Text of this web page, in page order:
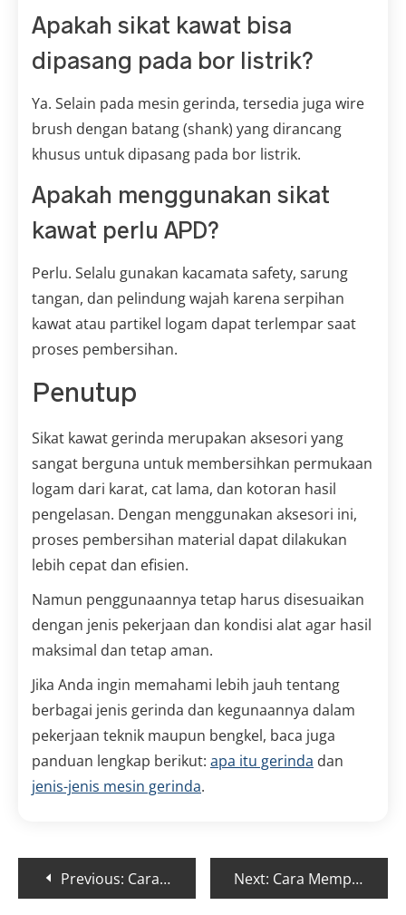
Apakah sikat kawat bisa
dipasang pada bor listrik?
Ya. Selain pada mesin gerinda, tersedia juga wire
brush dengan batang (shank) yang dirancang
khusus untuk dipasang pada bor listrik.
Apakah menggunakan sikat
kawat perlu APD?
Perlu. Selalu gunakan kacamata safety, sarung
tangan, dan pelindung wajah karena serpihan
kawat atau partikel logam dapat terlempar saat
proses pembersihan.
Penutup
Sikat kawat gerinda merupakan aksesori yang
sangat berguna untuk membersihkan permukaan
logam dari karat, cat lama, dan kotoran hasil
pengelasan. Dengan menggunakan aksesori ini,
proses pembersihan material dapat dilakukan
lebih cepat dan efisien.
Namun penggunaannya tetap harus disesuaikan
dengan jenis pekerjaan dan kondisi alat agar hasil
maksimal dan tetap aman.
Jika Anda ingin memahami lebih jauh tentang
berbagai jenis gerinda dan kegunaannya dalam
pekerjaan teknik maupun bengkel, baca juga
panduan lengkap berikut: apa itu gerinda dan
jenis-jenis mesin gerinda.
Previous: Cara Merawat Armature Gerinda Agar Tahan Lama Next: Cara Memperbaiki Saklar Gerinda yang Rusak